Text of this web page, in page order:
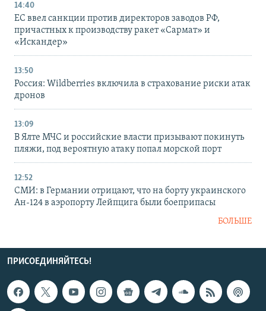
14:40
ЕС ввел санкции против директоров заводов РФ,
причастных к производству ракет «Сармат» и
«Искандер»
13:50
Россия: Wildberries включила в страхование риски атак
дронов
13:09
В Ялте МЧС и российские власти призывают покинуть
пляжи, под вероятную атаку попал морской порт
12:52
СМИ: в Германии отрицают, что на борту украинского
Ан-124 в аэропорту Лейпцига были боеприпасы
БОЛЬШЕ
ПРИСОЕДИНЯЙТЕСЬ!